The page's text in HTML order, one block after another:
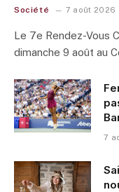
Société 7 août 2026
Le 7e Rendez-Vous
dimanche 9 août au
7